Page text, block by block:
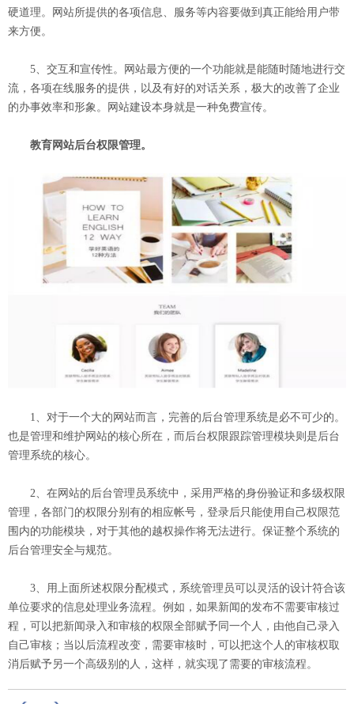
硬道理。网站所提供的各项信息、服务等内容要做到真正能给用户带
来方便。
5、交互和宣传性。网站最方便的一个功能就是能随时随地进行交
流，各项在线服务的提供，以及有好的对话关系，极大的改善了企业
的办事效率和形象。网站建设本身就是一种免费宣传。
教育网站后台权限管理。
1、对于一个大的网站而言，完善的后台管理系统是必不可少的。
也是管理和维护网站的核心所在，而后台权限跟踪管理模块则是后台
管理系统的核心。
2、在网站的后台管理员系统中，采用严格的身份验证和多级权限
管理，各部门的权限分别有的相应帐号，登录后只能使用自己权限范
围内的功能模块，对于其他的越权操作将无法进行。保证整个系统的
后台管理安全与规范。
3、用上面所述权限分配模式，系统管理员可以灵活的设计符合该
单位要求的信息处理业务流程。例如，如果新闻的发布不需要审核过
程，可以把新闻录入和审核的权限全部赋予同一个人，由他自己录入
自己审核；当以后流程改变，需要审核时，可以把这个人的审核权取
消后赋予另一个高级别的人，这样，就实现了需要的审核流程。